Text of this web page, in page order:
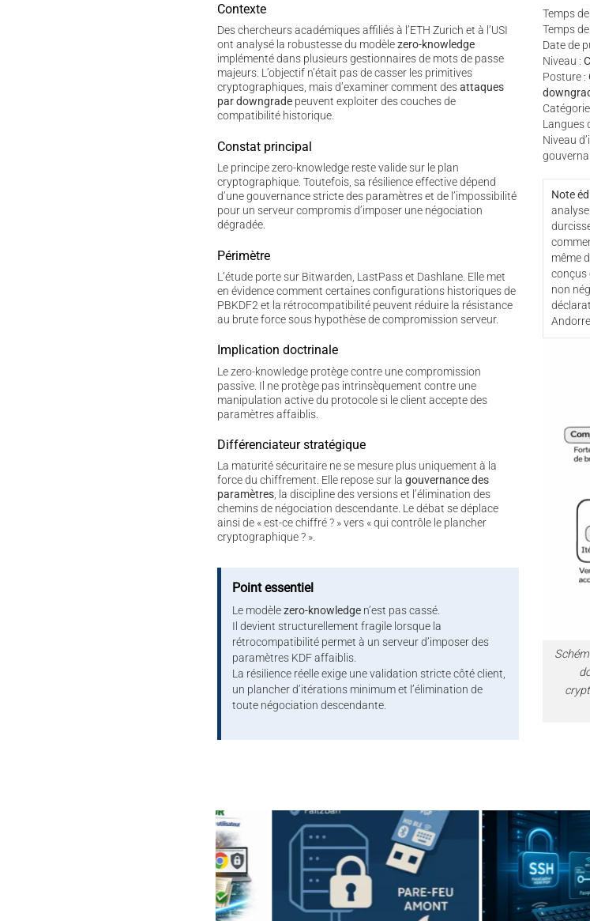
Contexte
Des chercheurs académiques affiliés à l’ETH Zurich et à l’USI
ont analysé la robustesse du modèlezero-knowledge
implémenté dans plusieurs gestionnaires de mots de passe
majeurs. L’objectif n’était pas de casser les primitives
cryptographiques, mais d’examiner comment desattaques
par downgradepeuvent exploiter des couches de
compatibilité historique.
Constat principal
Le principe zero-knowledge reste valide sur le plan
cryptographique. Toutefois, sa résilience effective dépend
d’une gouvernance stricte des paramètres et de l’impossibilité
pour un serveur compromis d’imposer une négociation
dégradée.
Périmètre
L’étude porte sur Bitwarden, LastPass et Dashlane. Elle met
en évidence comment certaines configurations historiques de
PBKDF2 et la rétrocompatibilité peuvent réduire la résistance
au brute force sous hypothèse de compromission serveur.
Implication doctrinale
Le zero-knowledge protège contre une compromission
passive. Il ne protège pas intrinsèquement contre une
manipulation active du protocole si le client accepte des
paramètres affaiblis.
Différenciateur stratégique
La maturité sécuritaire ne se mesure plus uniquement à la
force du chiffrement. Elle repose sur la gouvernance des
paramètres, la discipline des versions et l’élimination des
chemins de négociation descendante. Le débat se déplace
ainsi de « est-ce chiffré ? » vers « qui contrôle le plancher
cryptographique ? ».
Point essentiel
Le modèlezero-knowledgen’est pas cassé.
Il devient structurellement fragile lorsque la
rétrocompatibilité permet à un serveur d’imposer des
paramètres KDF affaiblis.
La résilience réelle exige une validation stricte côté client,
un plancher d’itérations minimum et l’élimination de
toute négociation descendante.
Temps
Temps
Date de
Niveau :
Posture :
Langues
Niveau
Note
même
conçus
non